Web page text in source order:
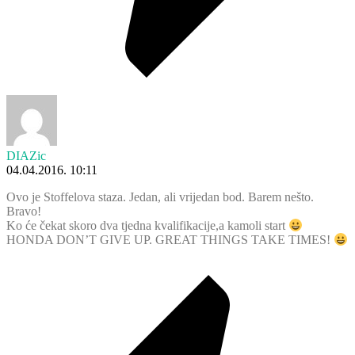
DIAZic
04.04.2016. 10:11
Ovo je Stoffelova staza. Jedan, ali vrijedan bod. Barem nešto.
Bravo!
Ko će čekat skoro dva tjedna kvalifikacije,a kamoli start
HONDA DON’T GIVE UP. GREAT THINGS TAKE TIMES!